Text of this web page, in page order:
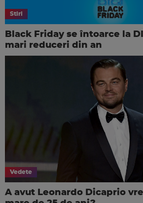
Stiri
Black Friday se întoarce la
mari reduceri din an
Vedete
A avut Leonardo Dicaprio